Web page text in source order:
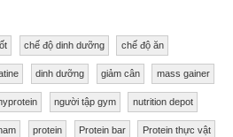
chế độ dinh dưỡng chế độ ăn
dinh dưỡng giảm cân mass gainer
người tập gym nutrition depot
protein Protein bar Protein thực vật